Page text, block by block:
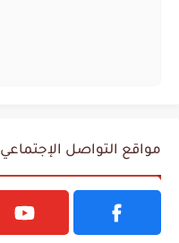
مواقع التواصل الإجتماعي